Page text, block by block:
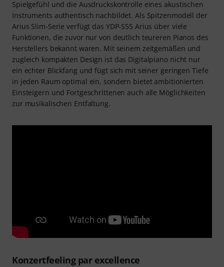
Spielgefühl und die Ausdruckskontrolle eines akustischen
Instruments authentisch nachbildet. Als Spitzenmodell der
Arius Slim-Serie verfügt das YDP-S55 Arius über viele
Funktionen, die zuvor nur von deutlich teureren Pianos des
Herstellers bekannt waren. Mit seinem zeitgemäßen und
zugleich kompakten Design ist das Digitalpiano nicht nur
ein echter Blickfang und fügt sich mit seiner geringen Tiefe
in jeden Raum optimal ein, sondern bietet ambitionierten
Einsteigern und Fortgeschrittenen auch alle Möglichkeiten
zur musikalischen Entfaltung.
Konzertfeeling par excellence